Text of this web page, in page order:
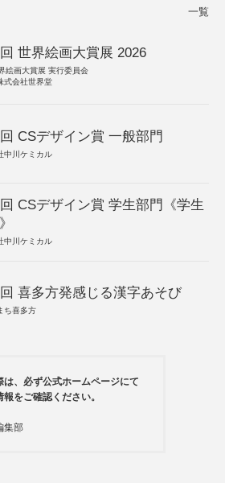
一覧
世界絵画大賞展 2026
絵画大賞展 実行委員会
式会社世界堂
CSデザイン賞 一般部門
中川ケミカル
CSデザイン賞 学生部門《学生
中川ケミカル
喜多方発感じる漢字あそび
ち喜多方
は、必ず公式ホームページにて
をご確認ください。
集部